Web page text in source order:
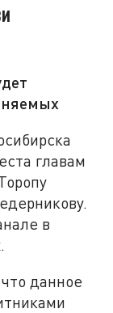
главам
в
данное